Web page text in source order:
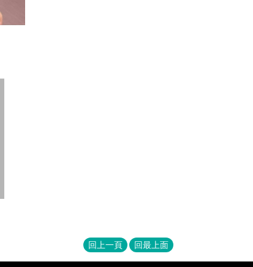
回上一頁 回最上面